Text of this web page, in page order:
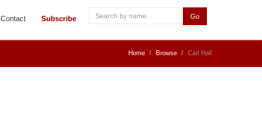
Contact Subscribe Go
Home Browse Carl Hall